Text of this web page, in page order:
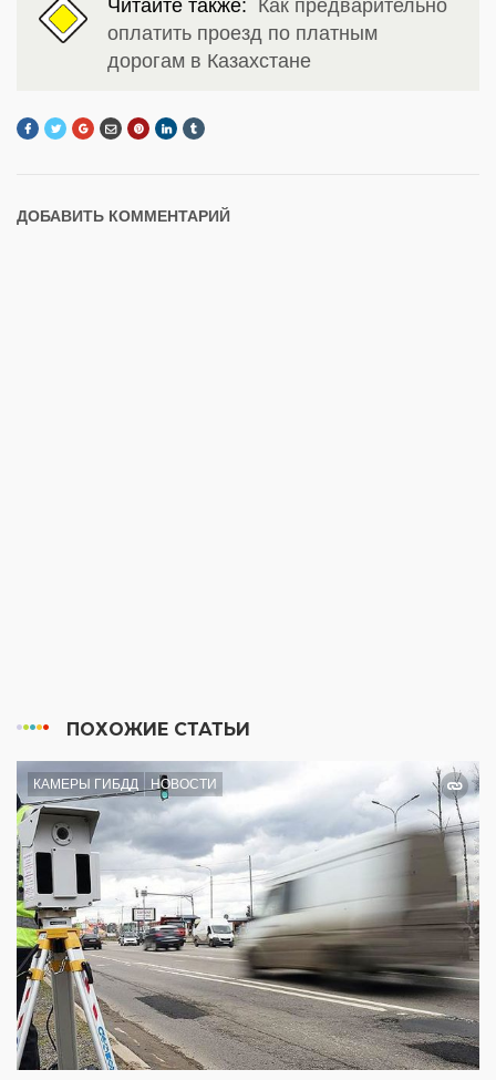
Читайте также:
Как предварительно
оплатить проезд по платным
дорогам в Казахстане
ДОБАВИТЬ КОММЕНТАРИЙ
ПОХОЖИЕ СТАТЬИ
КАМЕРЫ ГИБДД НОВОСТИ